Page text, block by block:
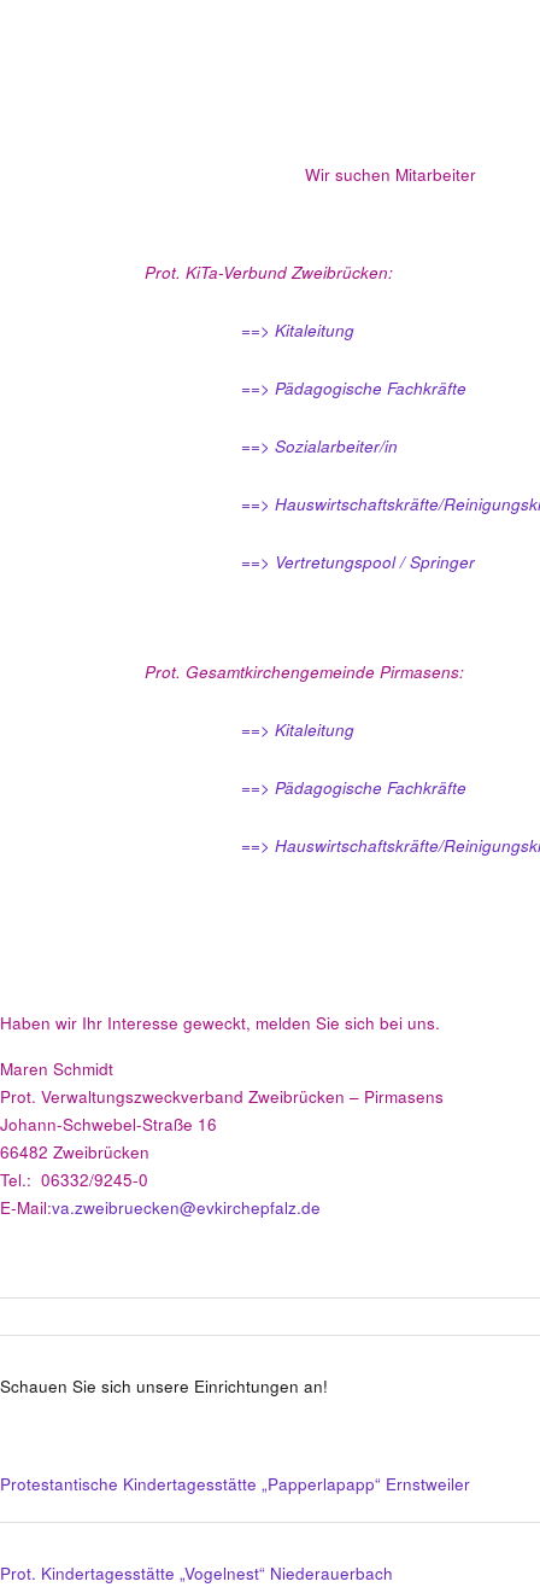
Wir suchen Mitarbeiter
Prot. KiTa-Verbund Zweibrücken:
==> Kitaleitung
==> Pädagogische Fachkräfte
==> Sozialarbeiter/in
==> Hauswirtschaftskräfte/
==> Vertretungspool / Springer
Prot. Gesamtkirchengemeinde Pirmasens:
==> Kitaleitung
==> Pädagogische Fachkräfte
==> Hauswirtschaftskräfte/
Haben wir Ihr Interesse geweckt, melden Sie sich bei uns.
Maren Schmidt
Prot. Verwaltungszweckverband Zweibrücken – Pirmasens
Johann-Schwebel-Straße 16
66482 Zweibrücken
Tel.: 06332/9245-0
E-Mail:va.zweibruecken@evkirchepfalz.de
Schauen Sie sich unsere Einrichtungen an!
Protestantische Kindertagesstätte „Papperlapapp“ Ernstweiler
Prot. Kindertagesstätte „Vogelnest“ Niederauerbach